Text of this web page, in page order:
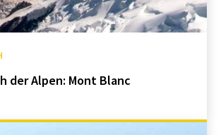
der Alpen: Mont Blanc